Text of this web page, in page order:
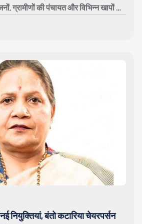
ग्रामीणों की पंचायत और विभिन्न खापों के
नियुक्तियां, बंतो कटारिया चेयरपर्सन